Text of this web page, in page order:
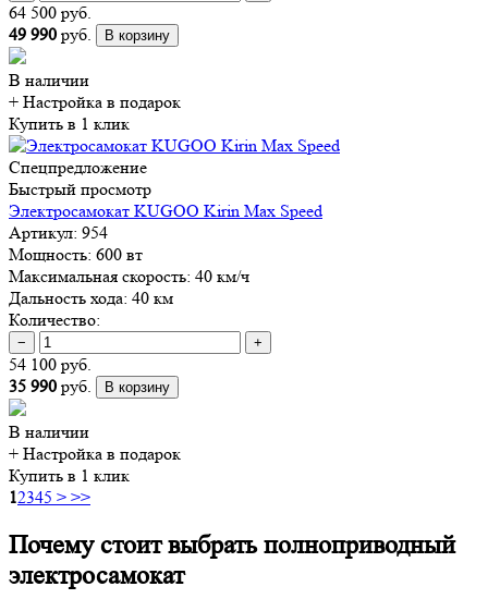
64 500 руб.
49 990 руб. В корзину
В наличии
+ Настройка в подарок
Купить в 1 клик
Спецпредложение
Быстрый просмотр
Электросамокат KUGOO Kirin Max Speed
Артикул: 954
Мощность: 600 вт
Максимальная скорость: 40 км/ч
Дальность хода: 40 км
Количество:
− +
54 100 руб.
35 990 руб. В корзину
В наличии
+ Настройка в подарок
Купить в 1 клик
12345 > >>
Почему стоит выбрать полноприводный
электросамокат